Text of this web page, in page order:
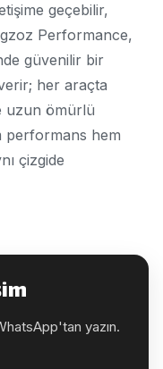
geçebilir,
Performance,
güvenilir bir
her araçta
uzun ömürlü
performans hem
çizgide
yazın.